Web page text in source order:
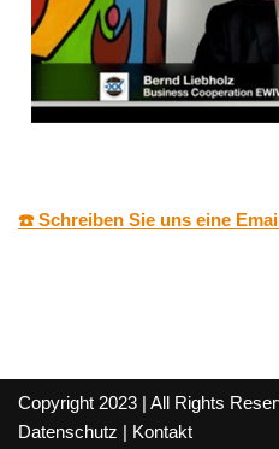
☎️ Schreiben Sie uns eine
Copyright 2023 | All Rights
Datenschutz | Kontakt